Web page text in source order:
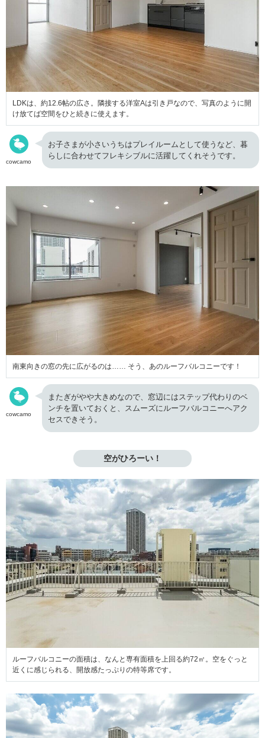
LDKは、約12.6帖の広さ。隣接する洋室Aは引き戸なので、写真のように開
け放てば空間をひと続きに使えます。
cowcamo
お子さまが小さいうちはプレイルームとして使うなど、暮
らしに合わせてフレキシブルに活躍してくれそうです。
南東向きの窓の先に広がるのは…… そう、あのルーフバルコニーです！
cowcamo
またぎがやや大きめなので、窓辺にはステップ代わりのベ
ンチを置いておくと、スムーズにルーフバルコニーへアク
セスできそう。
空がひろーい！
ルーフバルコニーの面積は、なんと専有面積を上回る約72㎡。空をぐっと
近くに感じられる、開放感たっぷりの特等席です。